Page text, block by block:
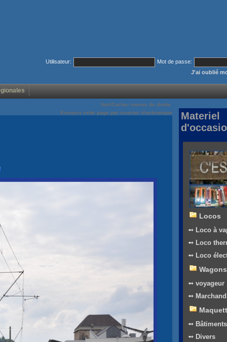
Utilisateur:
Mot de passe:
J'ai oublié
Voir/Cacher menus de droite
Envoyez cette page par courrier électronique
Materiel
Locos
➻ Loco à
➻ Loco
➻ Loco
Wagons
➻ voyageur
➻
➻ Bâtiments
➻ Divers